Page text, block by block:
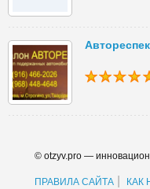
© otzyv.pro —
ПРАВИЛА САЙТА КАК